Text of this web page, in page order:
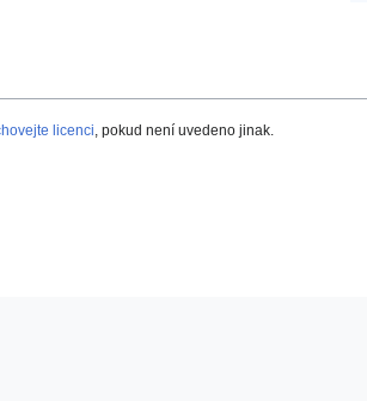
licenci, pokud není uvedeno jinak.